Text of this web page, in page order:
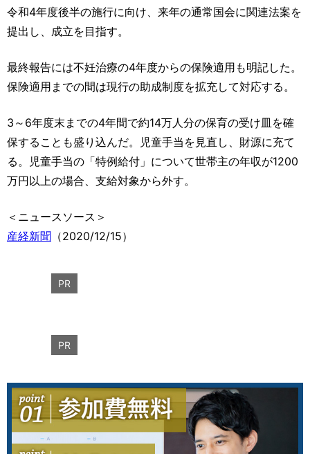
令和4年度後半の施行に向け、来年の通常国会に関連法案を
提出し、成立を目指す。
最終報告には不妊治療の4年度からの保険適用も明記した。
保険適用までの間は現行の助成制度を拡充して対応する。
3～6年度末までの4年間で約14万人分の保育の受け皿を確
保することも盛り込んだ。児童手当を見直し、財源に充て
る。児童手当の「特例給付」について世帯主の年収が1200
万円以上の場合、支給対象から外す。
＜ニュースソース＞
産経新聞 （2020/12/15）
PR
PR